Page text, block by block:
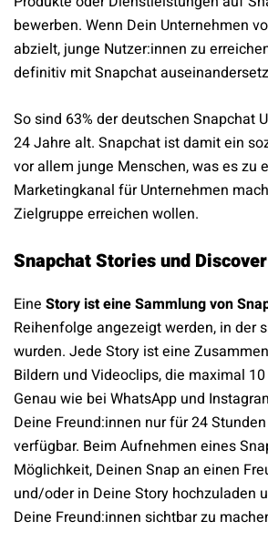
bewerben. Wenn Dein Unternehmen
abzielt, junge Nutzer:innen zu
definitiv mit Snapchat
So sind 63% der deutschen Snapchat
24 Jahre alt. Snapchat ist damit ein
vor allem junge Menschen, was es zu
Marketingkanal für Unternehmen
Zielgruppe erreichen wollen.
Snapchat Stories und Discover
Eine Story ist eine Sammlung von
Reihenfolge angezeigt werden, in der
wurden. Jede Story ist eine
Bildern und Videoclips, die maximal
Genau wie bei WhatsApp und
Deine Freund:innen nur für 24
verfügbar. Beim Aufnehmen eines
Möglichkeit, Deinen Snap an einen
und/oder in Deine Story hochzuladen
Deine Freund:innen sichtbar zu